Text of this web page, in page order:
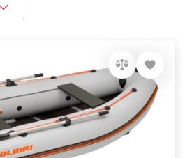
та новинками